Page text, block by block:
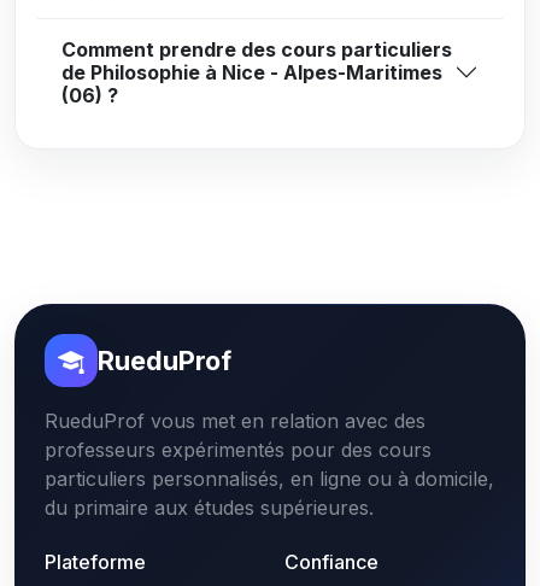
Comment prendre des cours particuliers
de Philosophie à Nice - Alpes-Maritimes
(06) ?
RueduProf
RueduProf vous met en relation avec des
professeurs expérimentés pour des cours
particuliers personnalisés, en ligne ou à domicile,
du primaire aux études supérieures.
Plateforme
Confiance